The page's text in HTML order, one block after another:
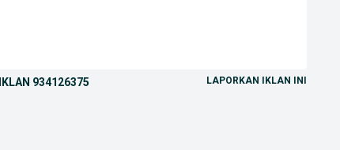
934126375 LAPORKAN IKLAN INI